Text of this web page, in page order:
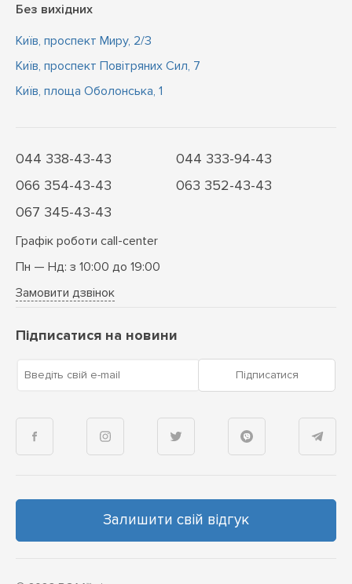
Без вихідних
Київ, проспект Миру, 2/3
Київ, проспект Повітряних Сил, 7
Київ, площа Оболонська, 1
044 338-43-43
044 333-94-43
066 354-43-43
063 352-43-43
067 345-43-43
Графік роботи call-center
Пн — Нд: з 10:00 до 19:00
Замовити дзвінок
Підписатися на новини
Введіть свій e-mail Підписатися
Залишити свій відгук